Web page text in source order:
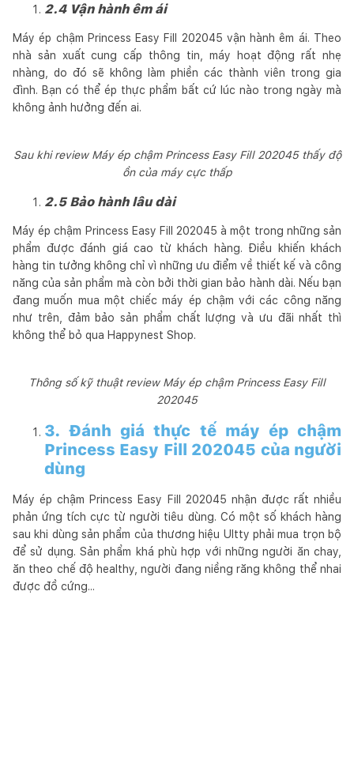
2.4 Vận hành êm ái
Máy ép chậm Princess Easy Fill 202045 vận hành êm ái. Theo
nhà sản xuất cung cấp thông tin, máy hoạt động rất nhẹ
nhàng, do đó sẽ không làm phiền các thành viên trong gia
đình. Bạn có thể ép thực phẩm bất cứ lúc nào trong ngày mà
không ảnh hưởng đến ai.
Sau khi review Máy ép chậm Princess Easy Fill 202045 thấy độ
ồn của máy cực thấp
2.5 Bảo hành lâu dài
Máy ép chậm Princess Easy Fill 202045 à một trong những sản
phẩm được đánh giá cao từ khách hàng. Điều khiến khách
hàng tin tưởng không chỉ vì những ưu điểm về thiết kế và công
năng của sản phẩm mà còn bởi thời gian bảo hành dài. Nếu bạn
đang muốn mua một chiếc máy ép chậm với các công năng
như trên, đảm bảo sản phẩm chất lượng và ưu đãi nhất thì
không thể bỏ qua Happynest Shop.
Thông số kỹ thuật review Máy ép chậm Princess Easy Fill
202045
3. Đánh giá thực tế máy ép chậm
Princess Easy Fill 202045 của người
dùng
Máy ép chậm Princess Easy Fill 202045 nhận được rất nhiều
phản ứng tích cực từ người tiêu dùng. Có một số khách hàng
sau khi dùng sản phẩm của thương hiệu Ultty phải mua trọn bộ
để sử dụng. Sản phẩm khá phù hợp với những người ăn chay,
ăn theo chế độ healthy, người đang niềng răng không thể nhai
được đồ cứng...